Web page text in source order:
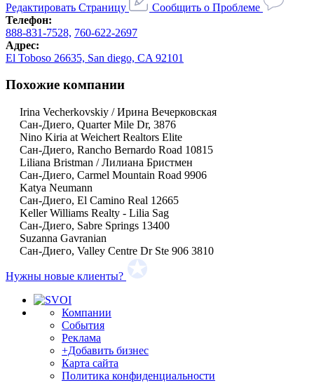
Редактировать Страницу
Сообщить о Проблеме
Телефон:
888-831-7528, 760-622-2697
Адрес:
El Toboso 26635, San diego, CA 92101
Похожие компании
Irina Vecherkovskiy / Ирина Вечерковская
Сан-Диего, Quarter Mile Dr, 3876
Nino Kiria at Weichert Realtors Elite
Сан-Диего, Rancho Bernardo Road 10815
Liliana Bristman / Лилиана Бристмен
Сан-Диего, Carmel Mountain Road 9906
Katya Neumann
Сан-Диего, El Camino Real 12665
Keller Williams Realty - Lilia Sag
Сан-Диего, Sabre Springs 13400
Suzanna Gavranian
Сан-Диего, Valley Centre Dr Ste 906 3810
Нужны новые клиенты?
Компании
События
Реклама
+Добавить бизнес
Карта сайта
Политика конфиденциальности